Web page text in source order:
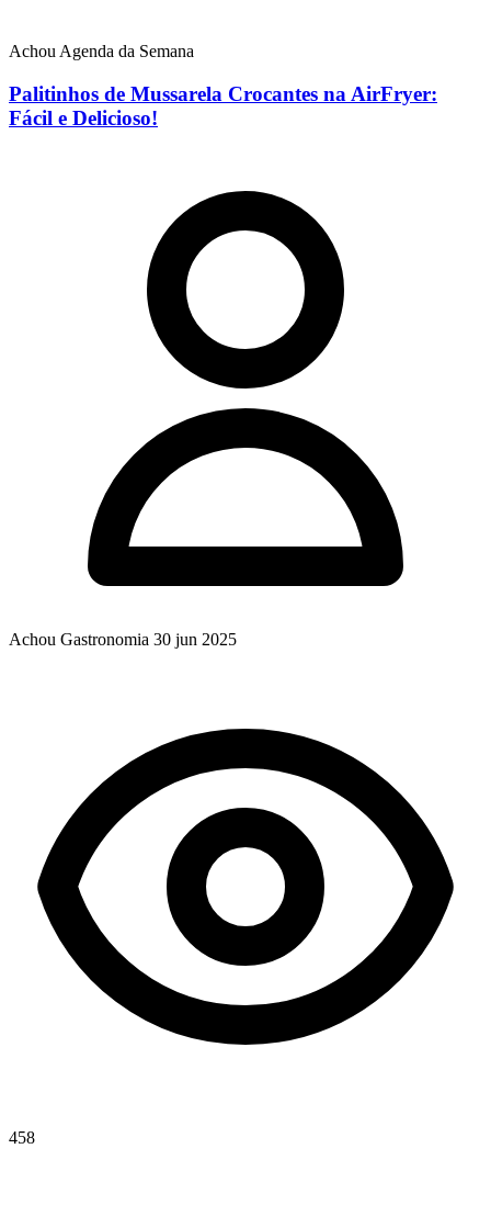
Achou Agenda da Semana
Palitinhos de Mussarela Crocantes na AirFryer:
Fácil e Delicioso!
Achou Gastronomia 30 jun 2025
458